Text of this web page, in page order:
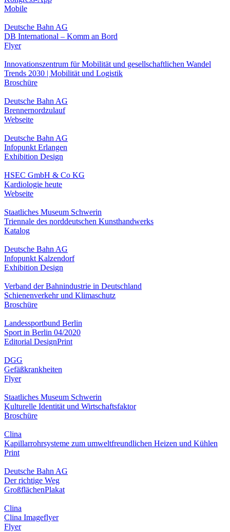
Mobile
Deutsche Bahn AG
DB International – Komm an Bord
Flyer
Innovationszentrum für Mobilität und gesellschaftlichen Wandel
Trends 2030 | Mobilität und Logistik
Broschüre
Deutsche Bahn AG
Brennernordzulauf
Webseite
Deutsche Bahn AG
Infopunkt Erlangen
Exhibition Design
HSEC GmbH & Co KG
Kardiologie heute
Webseite
Staatliches Museum Schwerin
Triennale des norddeutschen Kunsthandwerks
Katalog
Deutsche Bahn AG
Infopunkt Kalzendorf
Exhibition Design
Verband der Bahnindustrie in Deutschland
Schienenverkehr und Klimaschutz
Broschüre
Landessportbund Berlin
Sport in Berlin 04/2020
Editorial DesignPrint
DGG
Gefäßkrankheiten
Flyer
Staatliches Museum Schwerin
Kulturelle Identität und Wirtschaftsfaktor
Broschüre
Clina
Kapillarrohrsysteme zum umweltfreundlichen Heizen und Kühlen
Print
Deutsche Bahn AG
Der richtige Weg
GroßflächenPlakat
Clina
Clina Imageflyer
Flyer